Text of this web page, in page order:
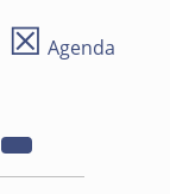
☒ Agenda